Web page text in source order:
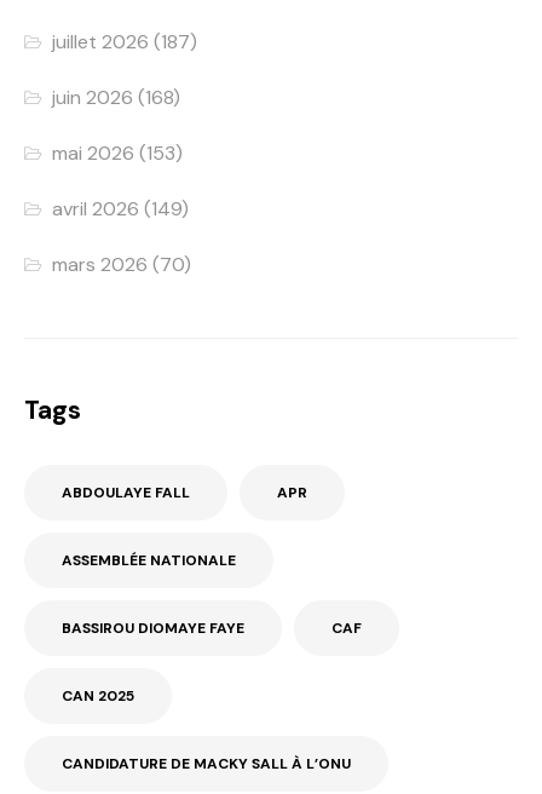
juillet 2026 (187)
juin 2026 (168)
mai 2026 (153)
avril 2026 (149)
mars 2026 (70)
Tags
ABDOULAYE FALL APR
ASSEMBLÉE NATIONALE
BASSIROU DIOMAYE FAYE CAF
CAN 2025
CANDIDATURE DE MACKY SALL À L’ONU